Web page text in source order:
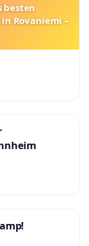
besten
Rovaniemi –